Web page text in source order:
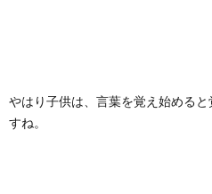
やはり子供は、言葉を覚え始める
すね。